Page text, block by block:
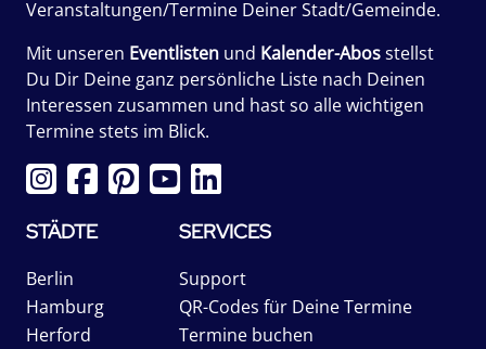
Veranstaltungen/Termine Deiner Stadt/Gemeinde.
Mit unseren Eventlisten und Kalender-Abosstellst
Du Dir Deine ganz persönliche Liste nach Deinen
Interessen zusammen und hast so alle wichtigen
Termine stets im Blick.
STÄDTE
Berlin
Hamburg
Herford
SERVICES
Support
QR-Codes für Deine Termine
Termine buchen